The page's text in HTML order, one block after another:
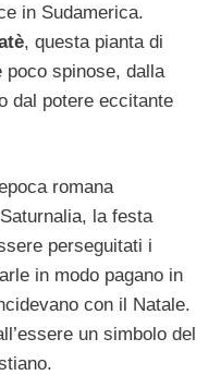
in Sudamerica.
, questa pianta di
poco spinose, dalla
dal potere eccitante
romana
la festa
perseguitati i
in modo pagano in
con il Natale.
un simbolo del